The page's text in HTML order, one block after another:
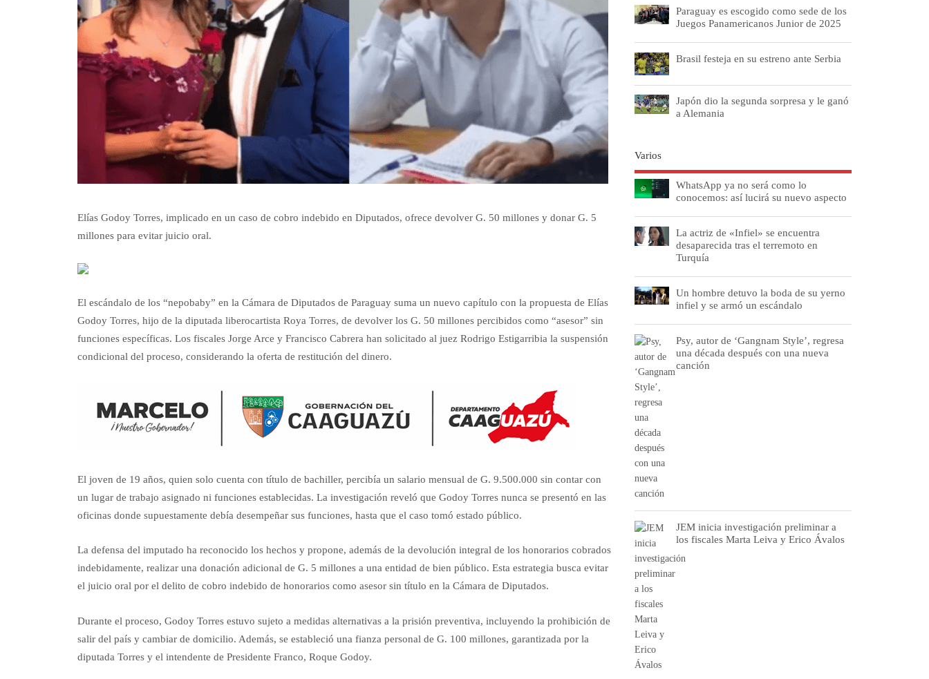
Elías Godoy Torres, implicado en un caso de cobro indebido en Diputados, ofrece devolver G. 50 millones y donar G. 5
millones para evitar juicio oral.
El escándalo de los “nepobaby” en la Cámara de Diputados de Paraguay suma un nuevo capítulo con la propuesta de Elías
Godoy Torres, hijo de la diputada liberocartista Roya Torres, de devolver los G. 50 millones percibidos como “asesor” sin
funciones específicas. Los fiscales Jorge Arce y Francisco Cabrera han solicitado al juez Rodrigo Estigarribia la suspensión
condicional del proceso, considerando la oferta de restitución del dinero.
El joven de 19 años, quien solo cuenta con título de bachiller, percibía un salario mensual de G. 9.500.000 sin contar con
un lugar de trabajo asignado ni funciones establecidas. La investigación reveló que Godoy Torres nunca se presentó en las
oficinas donde supuestamente debía desempeñar sus funciones, hasta que el caso tomó estado público.
La defensa del imputado ha reconocido los hechos y propone, además de la devolución integral de los honorarios cobrados
indebidamente, realizar una donación adicional de G. 5 millones a una entidad de bien público. Esta estrategia busca evitar
el juicio oral por el delito de cobro indebido de honorarios como asesor sin título en la Cámara de Diputados.
Durante el proceso, Godoy Torres estuvo sujeto a medidas alternativas a la prisión preventiva, incluyendo la prohibición de
salir del país y cambiar de domicilio. Además, se estableció una fianza personal de G. 100 millones, garantizada por la
diputada Torres y el intendente de Presidente Franco, Roque Godoy.
Paraguay es escogido como sede de los
Juegos Panamericanos Junior de 2025
Brasil festeja en su estreno ante Serbia
Japón dio la segunda sorpresa y le ganó
a Alemania
Varios
WhatsApp ya no será como lo
conocemos: así lucirá su nuevo aspecto
La actriz de «Infiel» se encuentra
desaparecida tras el terremoto en
Turquía
Un hombre detuvo la boda de su yerno
infiel y se armó un escándalo
Psy, autor de ‘Gangnam Style’, regresa
una década después con una nueva
canción
JEM inicia investigación preliminar a
los fiscales Marta Leiva y Erico Ávalos